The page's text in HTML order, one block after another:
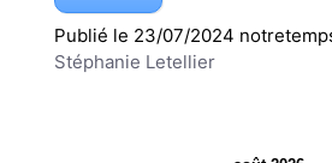
Publié le 23/07/2024
Stéphanie Letellier